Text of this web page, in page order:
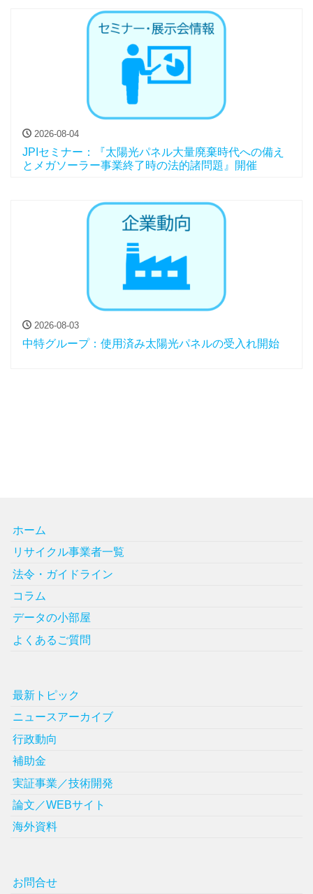
2026-08-04
JPIセミナー：『太陽光パネル大量廃棄時代への備え
とメガソーラー事業終了時の法的諸問題』開催
2026-08-03
中特グループ：使用済み太陽光パネルの受入れ開始
ホーム
リサイクル事業者一覧
法令・ガイドライン
コラム
データの小部屋
よくあるご質問
最新トピック
ニュースアーカイブ
行政動向
補助金
実証事業／技術開発
論文／WEBサイト
海外資料
お問合せ